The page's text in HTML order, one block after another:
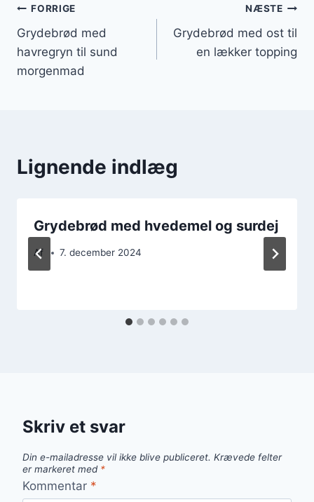
Indlægsnavigation
FORRIGE
Grydebrød med
havregryn til sund
morgenmad
NÆSTE
Grydebrød med ost til
en lækker topping
Lignende indlæg
Grydebrød med hvedemel og surdej
Af 7. december 2024
Skriv et svar
Din e-mailadresse vil ikke blive publiceret. Krævede felter
er markeret med *
Kommentar *